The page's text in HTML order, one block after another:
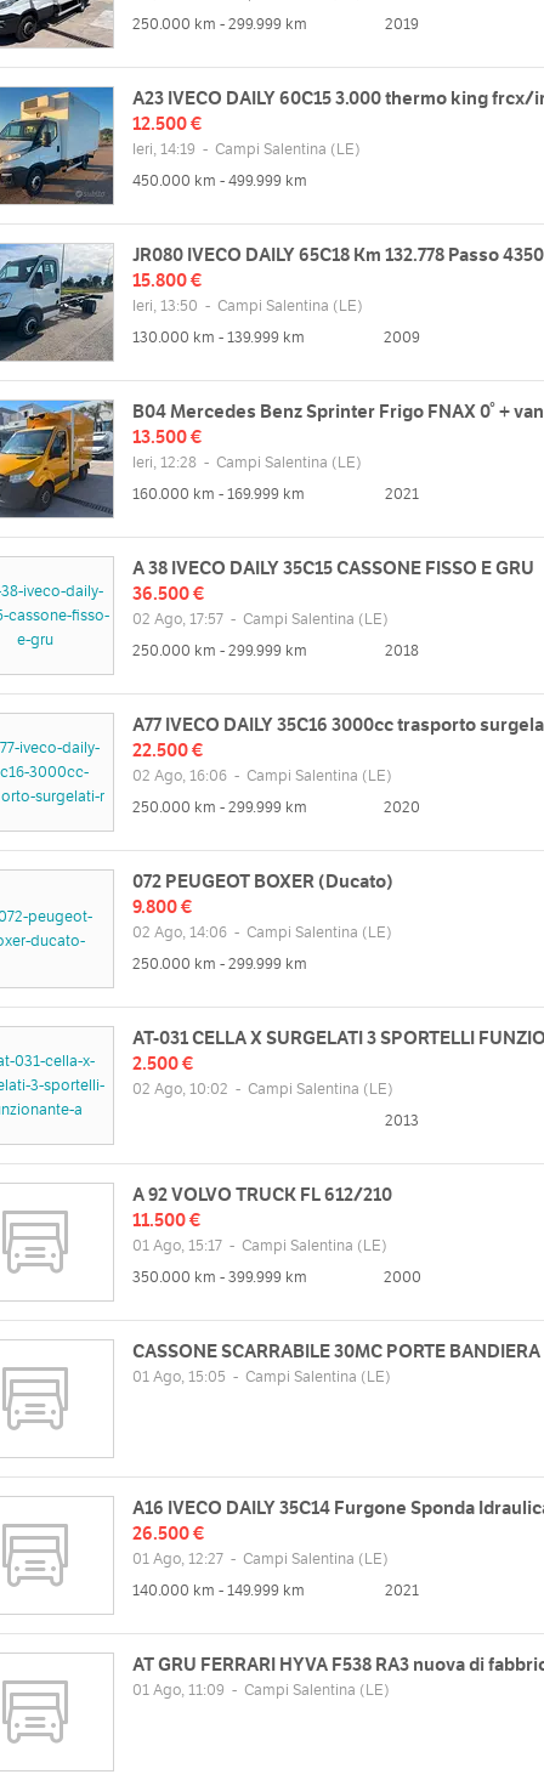
Mappa
Lun
08:30 - 13:30 | 15:00 - 18:00
Mer
08:30 - 13:30 | 15:00 - 18:00
Gio
08:30 - 13:30 | 15:00 - 18:00
08:30 - 13:00 | chiuso
250.000 km - 299.999 km
2019
A23 IVECO DAILY 60C15 3.000 thermo king frcx/
12.500 €
Ieri, 14:19 - Campi Salentina (LE)
450.000 km - 499.999 km
JR080 IVECO DAILY 65C18 Km 132.778 Passo
15.800 €
Ieri, 13:50 - Campi Salentina (LE)
130.000 km - 139.999 km
2009
B04 Mercedes Benz Sprinter Frigo FNAX 0° +
13.500 €
Ieri, 12:28 - Campi Salentina (LE)
160.000 km - 169.999 km
2021
A 38 IVECO DAILY 35C15 CASSONE FISSO E GRU
36.500 €
02 Ago, 17:57 - Campi Salentina (LE)
250.000 km - 299.999 km
2018
A77 IVECO DAILY 35C16 3000cc trasporto
22.500 €
02 Ago, 16:06 - Campi Salentina (LE)
250.000 km - 299.999 km
2020
072 PEUGEOT BOXER (Ducato)
9.800 €
02 Ago, 14:06 - Campi Salentina (LE)
250.000 km - 299.999 km
AT-031 CELLA X SURGELATI 3 SPORTELLI
2.500 €
02 Ago, 10:02 - Campi Salentina (LE)
2013
A 92 VOLVO TRUCK FL 612/210
11.500 €
01 Ago, 15:17 - Campi Salentina (LE)
350.000 km - 399.999 km
2000
CASSONE SCARRABILE 30MC PORTE
01 Ago, 15:05 - Campi Salentina (LE)
A16 IVECO DAILY 35C14 Furgone Sponda
26.500 €
01 Ago, 12:27 - Campi Salentina (LE)
140.000 km - 149.999 km
2021
AT GRU FERRARI HYVA F538 RA3 nuova di
01 Ago, 11:09 - Campi Salentina (LE)